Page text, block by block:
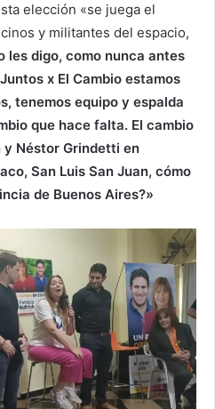
elección «se juega el
y militantes del espacio,
les digo, como nunca antes
x El Cambio estamos
tenemos equipo y espalda
que hace falta. El cambio
Néstor Grindetti en
San Luis San Juan, cómo
de Buenos Aires?»